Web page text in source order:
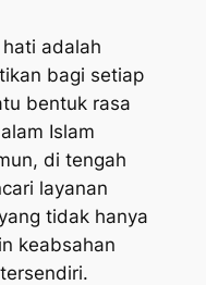
adalah
bagi setiap
bentuk rasa
Islam
di tengah
layanan
tidak hanya
keabsahan